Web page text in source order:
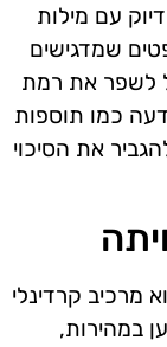
עם מילות
שמדגישים
לשפר את רמת
כמו תוספות
את הסיכוי
מרכיב קרדינלי
במהירות,